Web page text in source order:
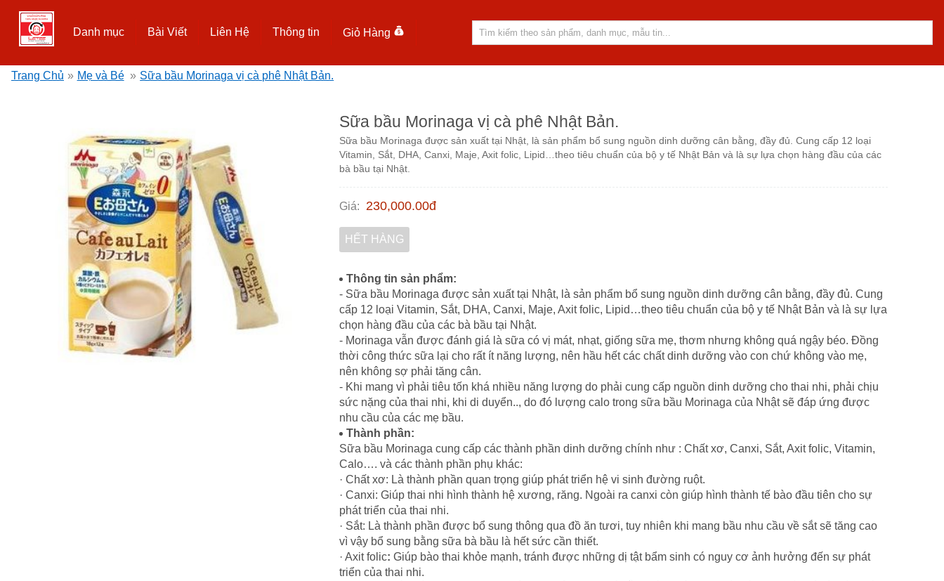
Danh mục Bài Viết Liên Hệ Thông tin Giỏ Hàng
Trang Chủ » Mẹ và Bé » Sữa bầu Morinaga vị cà phê Nhật Bản.
Sữa bầu Morinaga vị cà phê Nhật Bản.
Sữa bầu Morinaga được sản xuất tại Nhật, là sản phẩm bổ sung nguồn dinh dưỡng cân bằng, đầy đủ. Cung cấp 12 loại
Vitamin, Sắt, DHA, Canxi, Maje, Axit folic, Lipid…theo tiêu chuẩn của bộ y tế Nhật Bản và là sự lựa chọn hàng đầu của các
bà bầu tại Nhật.
Giá: 230,000.00đ
HẾT HÀNG
Thông tin sản phẩm:
- Sữa bầu Morinaga được sản xuất tại Nhật, là sản phẩm bổ sung nguồn dinh dưỡng cân bằng, đầy đủ. Cung
cấp 12 loại Vitamin, Sắt, DHA, Canxi, Maje, Axit folic, Lipid…theo tiêu chuẩn của bộ y tế Nhật Bản và là sự lựa
chọn hàng đầu của các bà bầu tại Nhật.
- Morinaga vẫn được đánh giá là sữa có vị mát, nhạt, giống sữa mẹ, thơm nhưng không quá ngậy béo. Đồng
thời công thức sữa lại cho rất ít năng lượng, nên hầu hết các chất dinh dưỡng vào con chứ không vào mẹ,
nên không sợ phải tăng cân.
- Khi mang vì phải tiêu tốn khá nhiều năng lượng do phải cung cấp nguồn dinh dưỡng cho thai nhi, phải chịu
sức nặng của thai nhi, khi di duyển.., do đó lượng calo trong sữa bầu Morinaga của Nhật sẽ đáp ứng được
nhu cầu của các mẹ bầu.
Thành phần:
Sữa bầu Morinaga cung cấp các thành phần dinh dưỡng chính như : Chất xơ, Canxi, Sắt, Axit folic, Vitamin,
Calo…. và các thành phần phụ khác:
· Chất xơ: Là thành phần quan trọng giúp phát triển hệ vi sinh đường ruột.
· Canxi: Giúp thai nhi hình thành hệ xương, răng. Ngoài ra canxi còn giúp hình thành tế bào đầu tiên cho sự
phát triển của thai nhi.
· Sắt: Là thành phần được bổ sung thông qua đồ ăn tươi, tuy nhiên khi mang bầu nhu cầu về sắt sẽ tăng cao
vì vậy bổ sung bằng sữa bà bầu là hết sức cần thiết.
· Axit folic: Giúp bào thai khỏe mạnh, tránh được những dị tật bẩm sinh có nguy cơ ảnh hưởng đến sự phát
triển của thai nhi.